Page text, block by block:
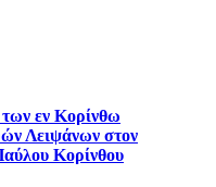
εν Κορίνθω
Λειψάνων στον
Κορίνθου